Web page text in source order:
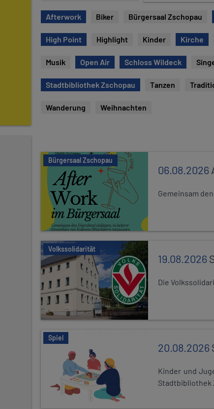
t
t
u
h
Afterwork Biker Bürgersaal Zschopau
High Point Highlight Kinder Kirche
Musik Open Air Schloss Wildeck
Stadtbibliothek Zschopau Tanzen
Wanderung Weihnachten
Bürgersaal Zschopau
06.08.2026
Gemeinsam
Volkssolidarität
19.08.2026
Die
Spiel
20.08.2026
Kinder und
Stadtbibliothek